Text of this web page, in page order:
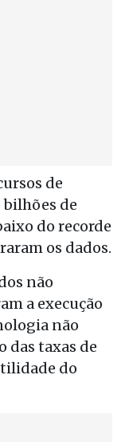
de
de
do recorde
os dados.
não
a execução
não
das taxas de
do